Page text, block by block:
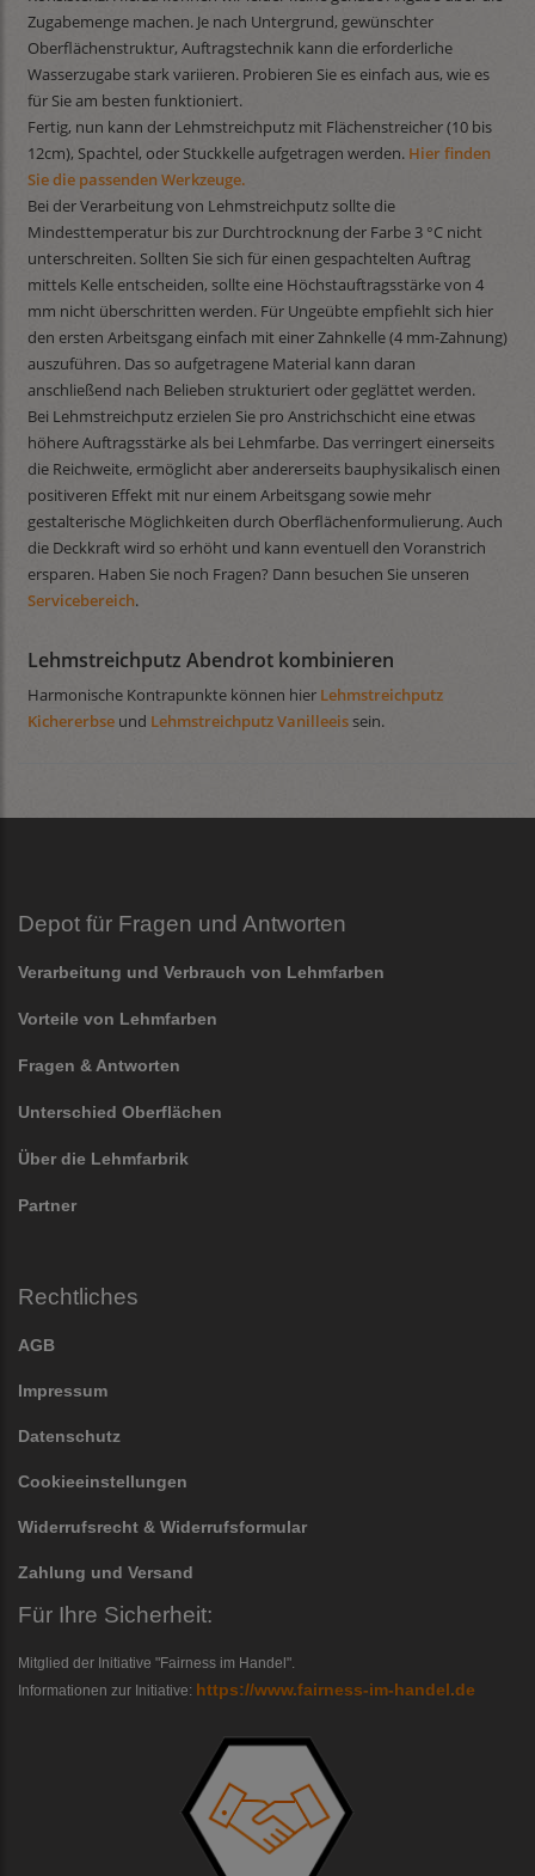
Zugabemenge machen. Je nach Untergrund, gewünschter
Oberflächenstruktur, Auftragstechnik kann die erforderliche
Wasserzugabe stark variieren. Probieren Sie es einfach aus, wie es
für Sie am besten funktioniert.
Fertig, nun kann der Lehmstreichputz mit Flächenstreicher (10 bis
12cm), Spachtel, oder Stuckkelle aufgetragen werden. Hier finden
Sie die passenden Werkzeuge.
Bei der Verarbeitung von Lehmstreichputz sollte die
Mindesttemperatur bis zur Durchtrocknung der Farbe 3 °C nicht
unterschreiten. Sollten Sie sich für einen gespachtelten Auftrag
mittels Kelle entscheiden, sollte eine Höchstauftragsstärke von 4
mm nicht überschritten werden. Für Ungeübte empfiehlt sich hier
den ersten Arbeitsgang einfach mit einer Zahnkelle (4 mm-Zahnung)
auszuführen. Das so aufgetragene Material kann daran
anschließend nach Belieben strukturiert oder geglättet werden.
Bei Lehmstreichputz erzielen Sie pro Anstrichschicht eine etwas
höhere Auftragsstärke als bei Lehmfarbe. Das verringert einerseits
die Reichweite, ermöglicht aber andererseits bauphysikalisch einen
positiveren Effekt mit nur einem Arbeitsgang sowie mehr
gestalterische Möglichkeiten durch Oberflächenformulierung. Auch
die Deckkraft wird so erhöht und kann eventuell den Voranstrich
ersparen. Haben Sie noch Fragen? Dann besuchen Sie unseren
Servicebereich.
Lehmstreichputz Abendrot kombinieren
Harmonische Kontrapunkte können hier Lehmstreichputz
Kichererbse und Lehmstreichputz Vanilleeissein.
Depot für Fragen und Antworten
Verarbeitung und Verbrauch von Lehmfarben
Vorteile von Lehmfarben
Fragen & Antworten
Unterschied Oberflächen
Über die Lehmfarbrik
Partner
Rechtliches
AGB
Impressum
Datenschutz
Cookieeinstellungen
Widerrufsrecht & Widerrufsformular
Zahlung und Versand
Für Ihre Sicherheit:
Mitglied der Initiative "Fairness im Handel".
Informationen zur Initiative: https://www.fairness-im-handel.de